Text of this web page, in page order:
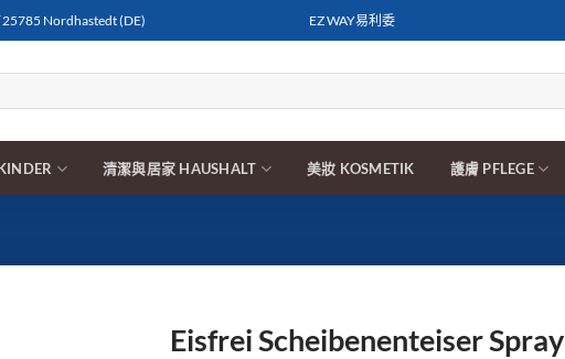
Nordhastedt (DE) EZ WAY易利委
清潔與居家 HAUSHALT 美妝 KOSMETIK 護膚 PFLEGE
Eisfrei Scheibenenteiser Spray